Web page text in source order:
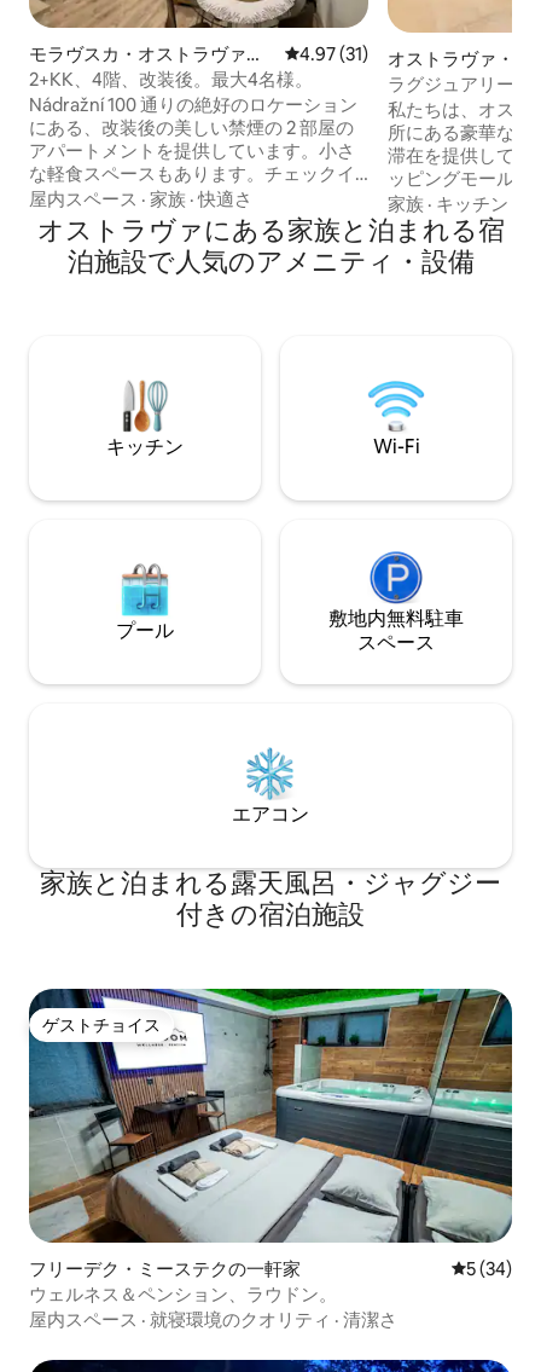
モラヴスカ・オストラヴァの
コンドミニアム
レビュー31件、5つ星中4.97つ
4.97 (31)
2+KK、4階、改装後。最大4名様。
Nádražní 100 通りの絶好のロケーション
にある、改装後の美しい禁煙の 2 部屋の
アパートメントを提供しています。小さ
な軽食スペースもあります。チェックイ
ンは16:00～19:45、チェックアウトは
11:00まで。オストラヴァ市庁舎を見渡せ
る、エレベーターのない4階にあります。
Křižíkovaトラム停留所から100m。オスト
オストラヴィツェ川があり、さまざまな
アクティビティが楽しめます。
屋内スペース · 家族 ·快適さ
オストラヴァ・ム
のマンション・ア
ラグジュアリーア
私たちは、オスト
所にある豪華なア
滞在を提供してい
ッピングモール、
ど、必要なアメニ
くにあります。
れており、カップ
族でも、完璧な
ます。 リラック
り、楽しんだりす
ります。
家族 · キッチン
オストラヴァにある家族と泊まれる宿
泊施設で人気のアメニティ・設備
キッチン Wi-Fi
プール
敷地内無料駐⁠車
ス⁠ペ⁠ー⁠ス
エアコン
家族と泊まれる露天風呂・ジャグジー
付きの宿泊施設
ゲストチョイス
ゲストチョイス
フリーデク・ミーステクの一軒家 レビュー
5 (34)
ウェルネス＆ペンション、ラウドン。
屋内スペース · 就寝環境のクオリティ · 清潔さ